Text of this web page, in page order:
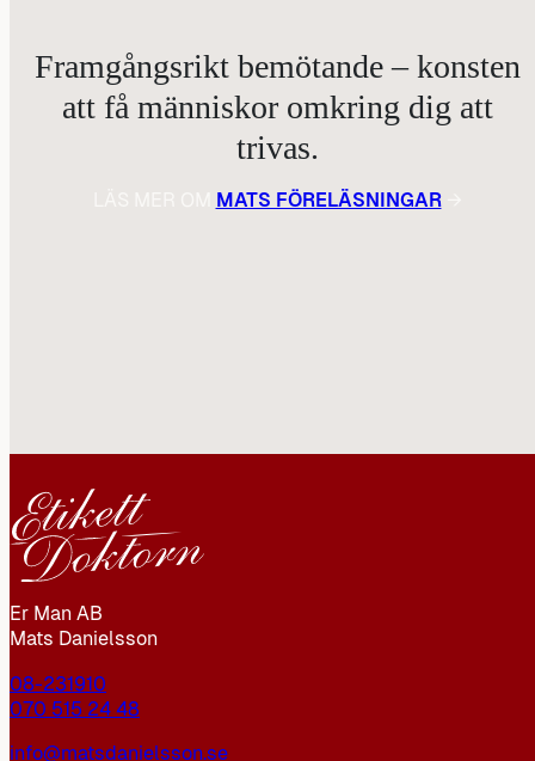
Framgångsrikt bemötande – konsten
att få människor omkring dig att
trivas.
MATS FÖRELÄSNINGAR→
Er Man AB
Mats Danielsson
08-231910
070 515 24 48
info@matsdanielsson.se